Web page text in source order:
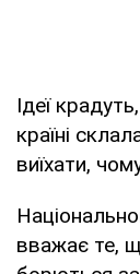
Ідеї
країні
виїхати,
вважає те,